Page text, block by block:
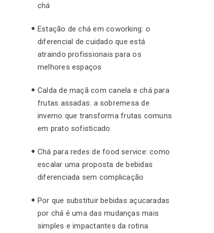
chá
Estação de chá em coworking: o
diferencial de cuidado que está
atraindo profissionais para os
melhores espaços
Calda de maçã com canela e chá para
frutas assadas: a sobremesa de
inverno que transforma frutas comuns
em prato sofisticado
Chá para redes de food service: como
escalar uma proposta de bebidas
diferenciada sem complicação
Por que substituir bebidas açucaradas
por chá é uma das mudanças mais
simples e impactantes da rotina